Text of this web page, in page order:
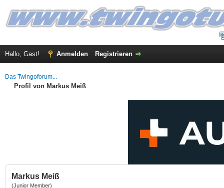
Hallo, Gast! Anmelden Registrieren
Das Twingoforum...
Profil von Markus Meiß
Markus Meiß
(Junior Member)